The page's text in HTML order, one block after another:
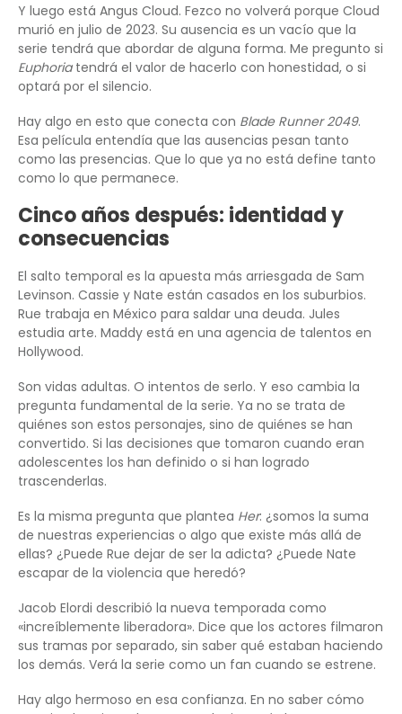
Y luego está Angus Cloud. Fezco no volverá porque Cloud
murió en julio de 2023. Su ausencia es un vacío que la
serie tendrá que abordar de alguna forma. Me pregunto si
Euphoriatendrá el valor de hacerlo con honestidad, o si
optará por el silencio.
Hay algo en esto que conecta con Blade Runner 2049.
Esa película entendía que las ausencias pesan tanto
como las presencias. Que lo que ya no está define tanto
como lo que permanece.
Cinco años después: identidad y
consecuencias
El salto temporal es la apuesta más arriesgada de Sam
Levinson. Cassie y Nate están casados en los suburbios.
Rue trabaja en México para saldar una deuda. Jules
estudia arte. Maddy está en una agencia de talentos en
Hollywood.
Son vidas adultas. O intentos de serlo. Y eso cambia la
pregunta fundamental de la serie. Ya no se trata de
quiénes son estos personajes, sino de quiénes se han
convertido. Si las decisiones que tomaron cuando eran
adolescentes los han definido o si han logrado
trascenderlas.
Es la misma pregunta que plantea Her: ¿somos la suma
de nuestras experiencias o algo que existe más allá de
ellas? ¿Puede Rue dejar de ser la adicta? ¿Puede Nate
escapar de la violencia que heredó?
Jacob Elordi describió la nueva temporada como
«increíblemente liberadora». Dice que los actores filmaron
sus tramas por separado, sin saber qué estaban haciendo
los demás. Verá la serie como un fan cuando se estrene.
Hay algo hermoso en esa confianza. En no saber cómo